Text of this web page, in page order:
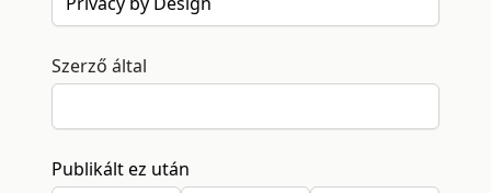
Szerző által
Publikált ez után